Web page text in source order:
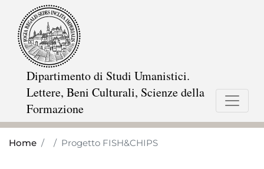
Dipartimento di Studi Umanistici.
Lettere, Beni Culturali, Scienze della
Formazione
Home Progetto FISH&CHIPS